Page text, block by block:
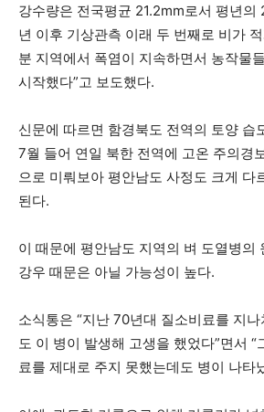
강수량은 전국평균 21.2mm로서 평년의
년 이후 기상관측 이래 두 번째로 비가
분 지역에서 폭염이 지속하면서 농작물
시작했다”고 보도했다.
신문에 따르면 함경북도 전역의 토양 습
7월 들어 연일 북한 전역에 고온 주의경
으로 미뤄보아 평안남도 사정도 크게 다
된다.
이 때문에 평안남도 지역의 벼 도열병의
강우 때문은 아닐 가능성이 높다.
소식통은 “지난 70년대 질소비료를 지
도 이 병이 발생해 고생을 했었다”면서 “
료를 제대로 주지 못했는데도 병이 나타